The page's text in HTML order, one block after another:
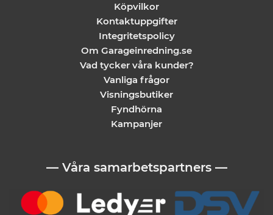
Köpvilkor
Kontaktuppgifter
Integritetspolicy
Om Garageinredning.se
Vad tycker våra kunder?
Vanliga frågor
Visningsbutiker
Fyndhörna
Kampanjer
— Våra samarbetspartners —